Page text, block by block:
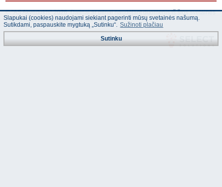
© "AS Akvedukts" 2026. Dalinai ar pilnai naudojant duomenis iš šios svetainės
būtina naudoti nuorodą Į "AS Akvedukts"!
Slapukai (cookies) naudojami siekiant pagerinti mūsų svetainės našumą.
Sutikdami, paspauskite mygtuką „Sutinku“. Sužinoti plačiau
Sutinku